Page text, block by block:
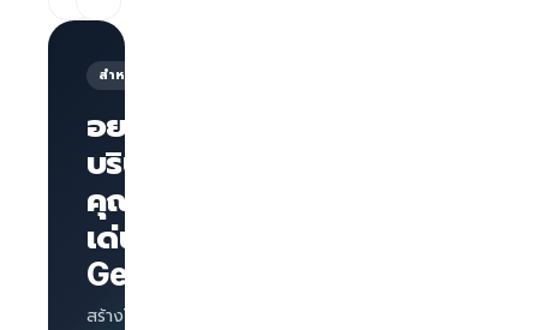
สำหรับนายจ้าง
อยากให้
บริษัทของ
คุณโดด
เด่นบน
GetLinks?
สร้างโปรไฟล์บริษัท